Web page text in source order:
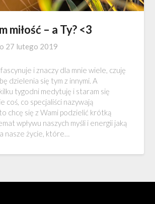
miłość – a Ty? <3
27 lutego 2019
i znaczy dla mnie wiele, czuję
dzielenia się tym z innymi. A
tygodni medytuję i staram się
coś, co specjaliści nazywają
chcę się z Wami podzielić krótką
wpływu naszych myśli i energii jaką
nasze życie, które…